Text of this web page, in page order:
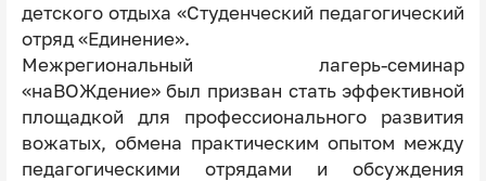
детского отдыха «Студенческий педагогический
отряд «Единение».
Межрегиональный лагерь-семинар
«наВОЖдение» был призван стать эффективной
площадкой для профессионального развития
вожатых, обмена практическим опытом между
педагогическими отрядами и обсуждения